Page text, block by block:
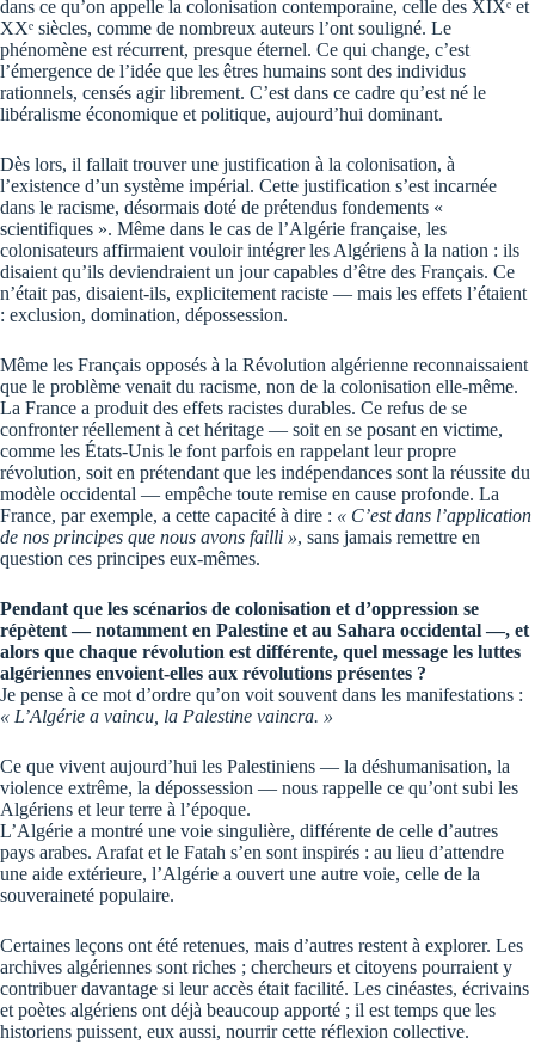
dans ce qu’on appelle la colonisation contemporaine, celle des XIXᵉ et
XXᵉ siècles, comme de nombreux auteurs l’ont souligné. Le
phénomène est récurrent, presque éternel. Ce qui change, c’est
l’émergence de l’idée que les êtres humains sont des individus
rationnels, censés agir librement. C’est dans ce cadre qu’est né le
libéralisme économique et politique, aujourd’hui dominant.
Dès lors, il fallait trouver une justification à la colonisation, à
l’existence d’un système impérial. Cette justification s’est incarnée
dans le racisme, désormais doté de prétendus fondements «
scientifiques ». Même dans le cas de l’Algérie française, les
colonisateurs affirmaient vouloir intégrer les Algériens à la nation : ils
disaient qu’ils deviendraient un jour capables d’être des Français. Ce
n’était pas, disaient-ils, explicitement raciste — mais les effets l’étaient
: exclusion, domination, dépossession.
Même les Français opposés à la Révolution algérienne reconnaissaient
que le problème venait du racisme, non de la colonisation elle-même.
La France a produit des effets racistes durables. Ce refus de se
confronter réellement à cet héritage — soit en se posant en victime,
comme les États-Unis le font parfois en rappelant leur propre
révolution, soit en prétendant que les indépendances sont la réussite du
modèle occidental — empêche toute remise en cause profonde. La
France, par exemple, a cette capacité à dire : « C’est dans l’application
de nos principes que nous avons failli », sans jamais remettre en
question ces principes eux-mêmes.
Pendant que les scénarios de colonisation et d’oppression se
répètent — notamment en Palestine et au Sahara occidental —, et
alors que chaque révolution est différente, quel message les luttes
algériennes envoient-elles aux révolutions présentes ?
Je pense à ce mot d’ordre qu’on voit souvent dans les manifestations :
« L’Algérie a vaincu, la Palestine vaincra. »
Ce que vivent aujourd’hui les Palestiniens — la déshumanisation, la
violence extrême, la dépossession — nous rappelle ce qu’ont subi les
Algériens et leur terre à l’époque.
L’Algérie a montré une voie singulière, différente de celle d’autres
pays arabes. Arafat et le Fatah s’en sont inspirés : au lieu d’attendre
une aide extérieure, l’Algérie a ouvert une autre voie, celle de la
souveraineté populaire.
Certaines leçons ont été retenues, mais d’autres restent à explorer. Les
archives algériennes sont riches ; chercheurs et citoyens pourraient y
contribuer davantage si leur accès était facilité. Les cinéastes, écrivains
et poètes algériens ont déjà beaucoup apporté ; il est temps que les
historiens puissent, eux aussi, nourrir cette réflexion collective.